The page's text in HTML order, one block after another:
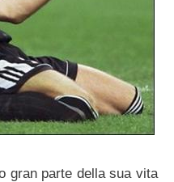
gran parte della sua vita